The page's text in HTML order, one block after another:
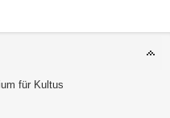
für Kultus